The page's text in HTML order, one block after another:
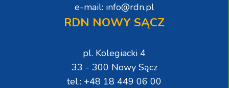
e-mail: info@rdn.pl
RDN NOWY SĄCZ
pl. Kolegiacki 4
33 - 300 Nowy Sącz
tel.: +48 18 449 06 00